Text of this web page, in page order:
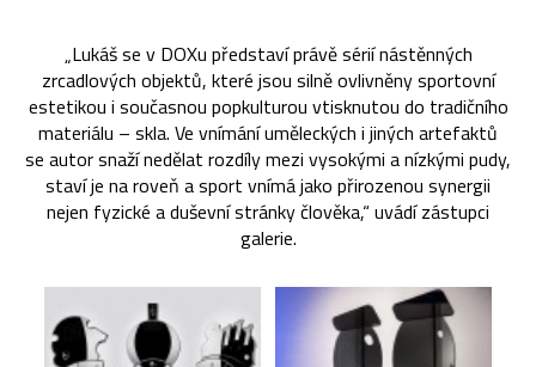
„Lukáš se v DOXu představí právě sérií nástěnných
zrcadlových objektů, které jsou silně ovlivněny sportovní
estetikou i současnou popkulturou vtisknutou do tradičního
materiálu – skla. Ve vnímání uměleckých i jiných artefaktů
se autor snaží nedělat rozdíly mezi vysokými a nízkými pudy,
staví je na roveň a sport vnímá jako přirozenou synergii
nejen fyzické a duševní stránky člověka,“ uvádí zástupci
galerie.